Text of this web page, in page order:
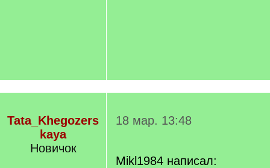
Tata_Khegozers
kaya
Новичок
18 мар. 13:48
Mikl1984 написал: